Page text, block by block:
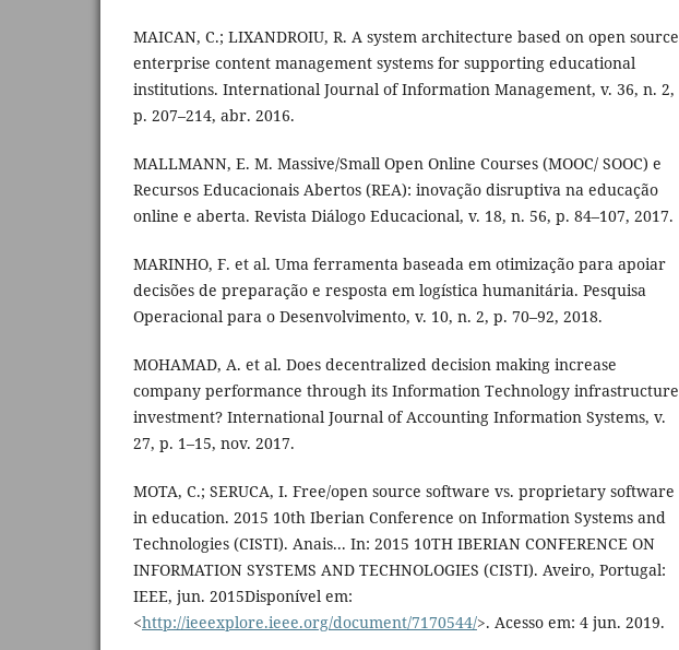
MAICAN, C.; LIXANDROIU, R. A system architecture based on open source
enterprise content management systems for supporting educational
institutions. International Journal of Information Management, v. 36, n. 2,
p. 207–214, abr. 2016.
MALLMANN, E. M. Massive/Small Open Online Courses (MOOC/ SOOC) e
Recursos Educacionais Abertos (REA): inovação disruptiva na educação
online e aberta. Revista Diálogo Educacional, v. 18, n. 56, p. 84–107, 2017.
MARINHO, F. et al. Uma ferramenta baseada em otimização para apoiar
decisões de preparação e resposta em logística humanitária. Pesquisa
Operacional para o Desenvolvimento, v. 10, n. 2, p. 70–92, 2018.
MOHAMAD, A. et al. Does decentralized decision making increase
company performance through its Information Technology infrastructure
investment? International Journal of Accounting Information Systems, v.
27, p. 1–15, nov. 2017.
MOTA, C.; SERUCA, I. Free/open source software vs. proprietary software
in education. 2015 10th Iberian Conference on Information Systems and
Technologies (CISTI). Anais... In: 2015 10TH IBERIAN CONFERENCE ON
INFORMATION SYSTEMS AND TECHNOLOGIES (CISTI). Aveiro, Portugal:
IEEE, jun. 2015Disponível em:
<http://ieeexplore.ieee.org/document/7170544/>. Acesso em: 4 jun. 2019.